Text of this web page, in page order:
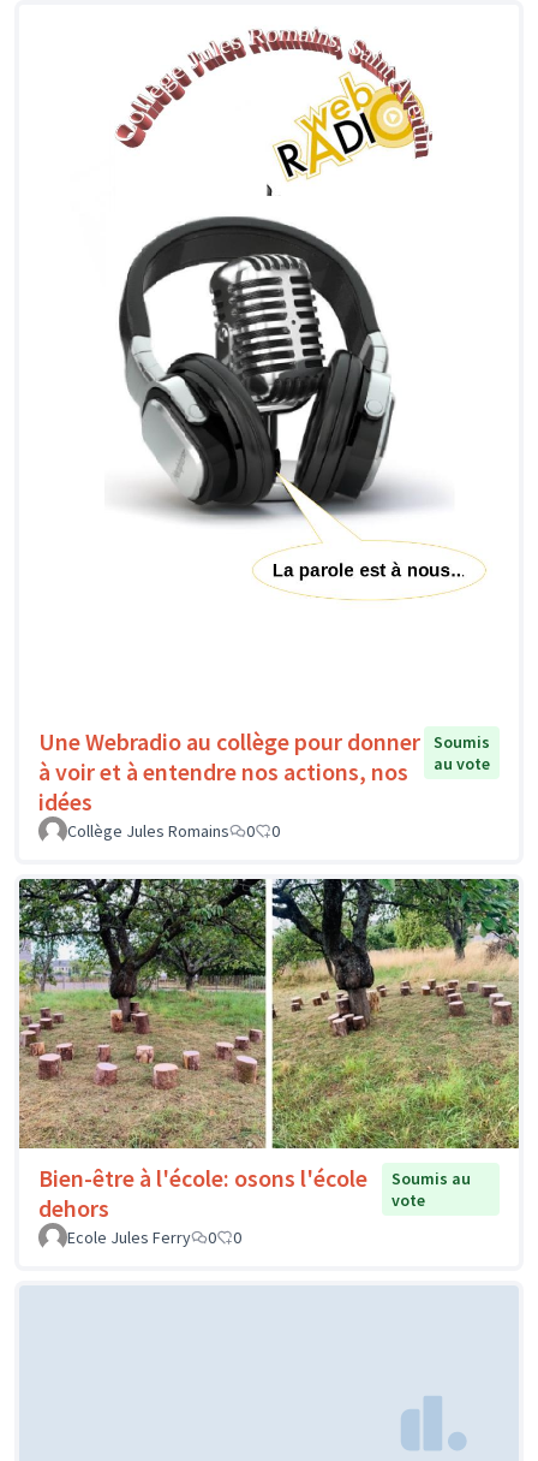
Une Webradio au collège pour donner
à voir et à entendre nos actions, nos
idées
Soumis
au vote
Collège Jules Romains 0 0
Bien-être à l'école: osons l'école
dehors
Soumis au
vote
Ecole Jules Ferry
0 0